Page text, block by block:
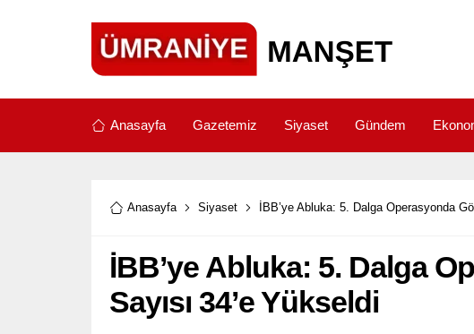
Anasayfa Gazetemiz Siyaset Gündem
Anasayfa Siyaset İBB’ye Abluka: 5. Dalga Operasyonda
İBB’ye Abluka: 5. Dalga
Sayısı 34’e Yükseldi